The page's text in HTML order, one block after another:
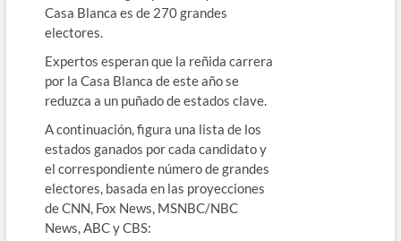
Casa Blanca es de 270 grandes
electores.
Expertos esperan que la reñida carrera
por la Casa Blanca de este año se
reduzca a un puñado de estados clave.
A continuación, figura una lista de los
estados ganados por cada candidato y
el correspondiente número de grandes
electores, basada en las proyecciones
de CNN, Fox News, MSNBC/NBC
News, ABC y CBS: